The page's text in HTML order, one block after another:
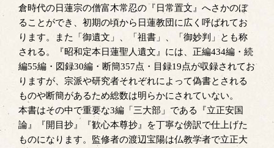
プ
倉時代の日蓮宗の僧富木常忍の『日常置文』へさかのぼ
ることができ、初期の頃から日蓮教団に広く呼ばれてお
ります。また「御遺文」、「祖書」、「御妙判」とも称
される。『昭和定本日蓮聖人遺文』には、正編434編・続
編55編・図録30編・断簡357点・目録19点が収録されてお
りますが、宗派や研究者それぞれによって偽書とされる
ものや断簡があるため総数は明らかにされていない。
本書はその中で重要な3編「三大部」である『立正安国
論』『開目抄』『歓心本尊抄』を丁寧な傍訳で仕上げた
ものになります。監修者の渡辺宝陽は仏教学者で立正大